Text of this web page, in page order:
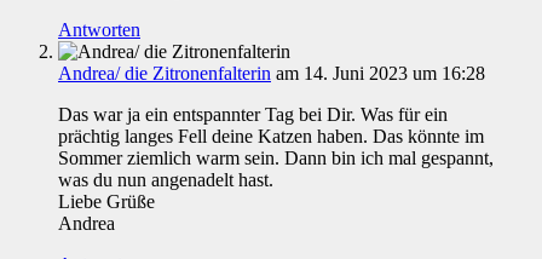
Antworten
Andrea/ die Zitronenfalterin am 14. Juni 2023 um 16:28
Das war ja ein entspannter Tag bei Dir. Was für ein
prächtig langes Fell deine Katzen haben. Das könnte im
Sommer ziemlich warm sein. Dann bin ich mal gespannt,
was du nun angenadelt hast.
Liebe Grüße
Andrea